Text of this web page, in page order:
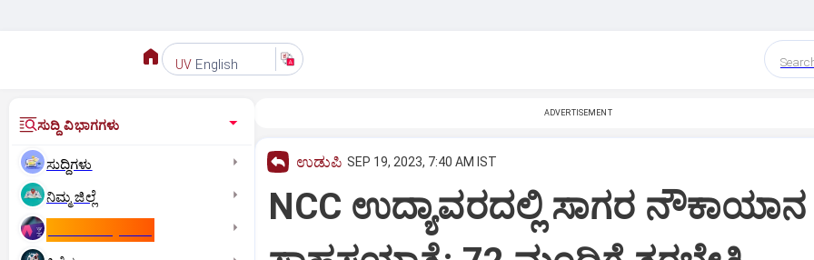
UV English
ಸುದ್ದಿ ವಿಭಾಗಗಳು
ಸುದ್ದಿಗಳು
ನಿಮ್ಮ ಜಿಲ್ಲೆ
ADVERTISEMENT
ಉಡುಪಿ SEP 19, 2023, 7:40 AM IST
NCC ಉದ್ಯಾವರದಲ್ಲಿ ಸಾಗರ ನೌಕಾಯಾನ